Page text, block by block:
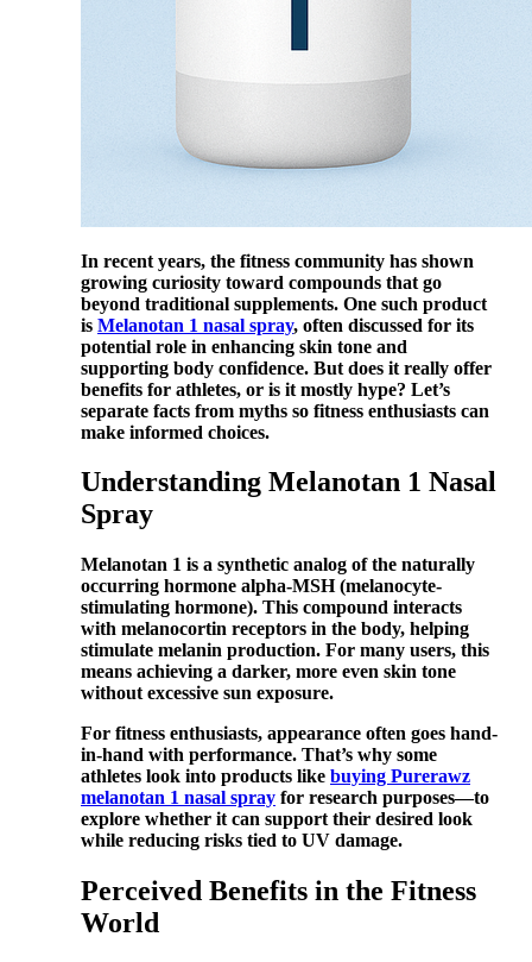
In recent years, the fitness community has shown
growing curiosity toward compounds that go
beyond traditional supplements. One such product
is Melanotan 1 nasal spray, often discussed for its
potential role in enhancing skin tone and
supporting body confidence. But does it really offer
benefits for athletes, or is it mostly hype? Let’s
separate facts from myths so fitness enthusiasts can
make informed choices.
Understanding Melanotan 1 Nasal
Spray
Melanotan 1 is a synthetic analog of the naturally
occurring hormone alpha-MSH (melanocyte-
stimulating hormone). This compound interacts
with melanocortin receptors in the body, helping
stimulate melanin production. For many users, this
means achieving a darker, more even skin tone
without excessive sun exposure.
For fitness enthusiasts, appearance often goes hand-
in-hand with performance. That’s why some
athletes look into products like buying Purerawz
melanotan 1 nasal spray for research purposes—to
explore whether it can support their desired look
while reducing risks tied to UV damage.
Perceived Benefits in the Fitness
World